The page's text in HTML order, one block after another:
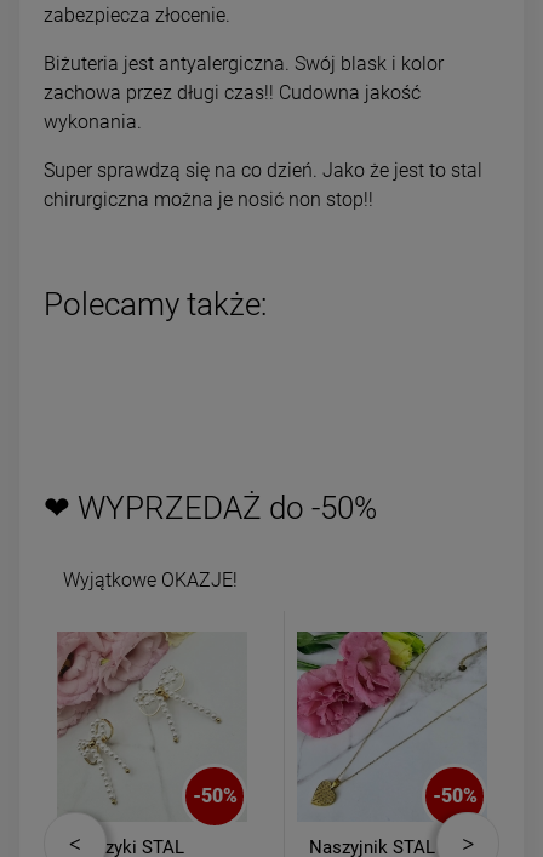
zabezpiecza złocenie.
Biżuteria jest antyalergiczna. Swój blask i kolor
zachowa przez długi czas!! Cudowna jakość
wykonania.
Super sprawdzą się na co dzień. Jako że jest to stal
chirurgiczna można je nosić non stop!!
Polecamy także:
❤ WYPRZEDAŻ do -50%
Wyjątkowe OKAZJE!
50%
Naszyjnik STAL
Bransoletka